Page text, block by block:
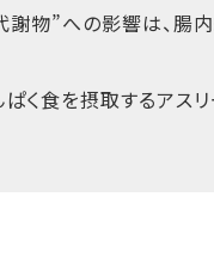
謝物”への影響は、腸
ぱく食を摂取するア